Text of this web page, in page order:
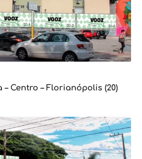
– Centro – Florianópolis (20)